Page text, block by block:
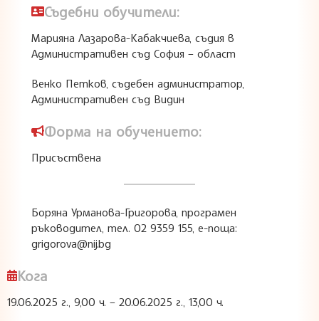
Съдебни обучители:
Марияна Лазарова-Кабакчиева, съдия в
Административен съд София – област
Венко Петков, съдебен администратор,
Административен съд Видин
Форма на обучението:
Присъствена
Боряна Урманова-Григорова, програмен
ръководител, тел. 02 9359 155, e-поща:
grigorova@nij.bg
Кога
19.06.2025 г., 9,00 ч. – 20.06.2025 г., 13,00 ч.